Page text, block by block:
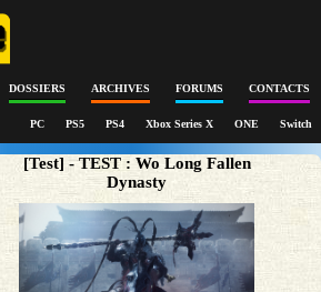
DOSSIERS ARCHIVES FORUMS CONTACTS
PC PS5 PS4 Xbox Series X ONE Switch
[Test] - TEST : Wo Long Fallen
Dynasty